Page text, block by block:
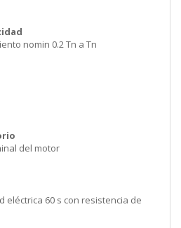
nomin 0.2 Tn a Tn
del motor
eléctrica 60 s con resistencia de